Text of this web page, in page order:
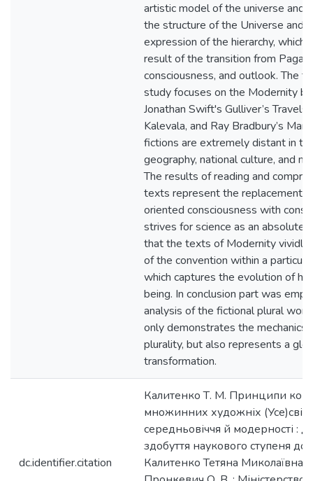
artistic model of the universe and
the structure of the Universe and
expression of the hierarchy, which
result of the transition from Pagan
consciousness, and outlook. The
study focuses on the Modernity
Jonathan Swift's Gulliver’s
Kalevala, and Ray Bradbury’s
fictions are extremely distant in
geography, national culture, and
The results of reading and
texts represent the replacement
oriented consciousness with
strives for science as an
that the texts of Modernity vividly
of the convention within a
which captures the evolution of
being. In conclusion part was
analysis of the fictional plural
only demonstrates the mechanics
plurality, but also represents a
transformation.
dc.identifier.citation
Калитенко Т. М. Принципи
множинних художніх
середньовіччя й модерності :
здобуття наукового ступеня
Калитенко Тетяна Миколаївна ;